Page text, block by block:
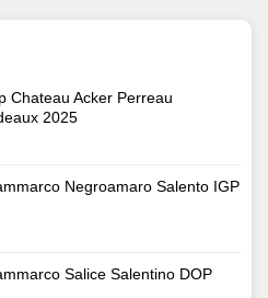
Chateau Acker Perreau
2025
Negroamaro Salento IGP
Salice Salentino DOP